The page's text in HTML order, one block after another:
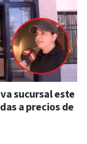
sucursal este
a precios de